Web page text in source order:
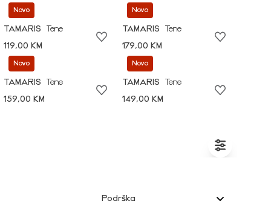
Novo
TAMARIS
Tene
119,00 KM
Novo
TAMARIS
Tene
179,00 KM
Novo
TAMARIS
Tene
159,00 KM
Novo
TAMARIS
Tene
149,00 KM
Podrška